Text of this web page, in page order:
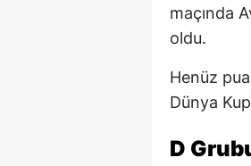
maçında
oldu.
Henüz
Dünya
D